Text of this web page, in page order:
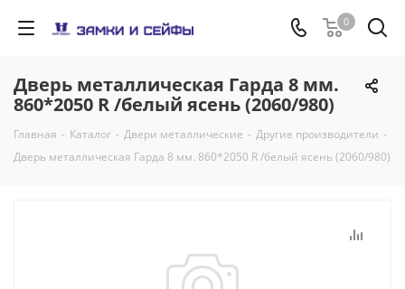
0
Дверь металлическая Гарда 8 мм.
860*2050 R /белый ясень (2060/980)
Главная - Каталог - Двери металлические - Другие производители -
Дверь металлическая Гарда 8 мм. 860*2050 R /белый ясень (2060/980)